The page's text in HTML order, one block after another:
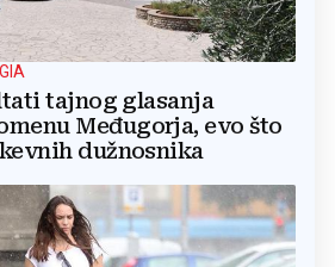
tajnog glasanja
Međugorja, evo što
dužnosnika